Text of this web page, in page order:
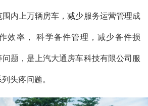
内上万辆房车，减少服务运营管理成
效率， 科学备件管理，减少备件损
题，是上汽大通房车科技有限公司服
头疼问题。